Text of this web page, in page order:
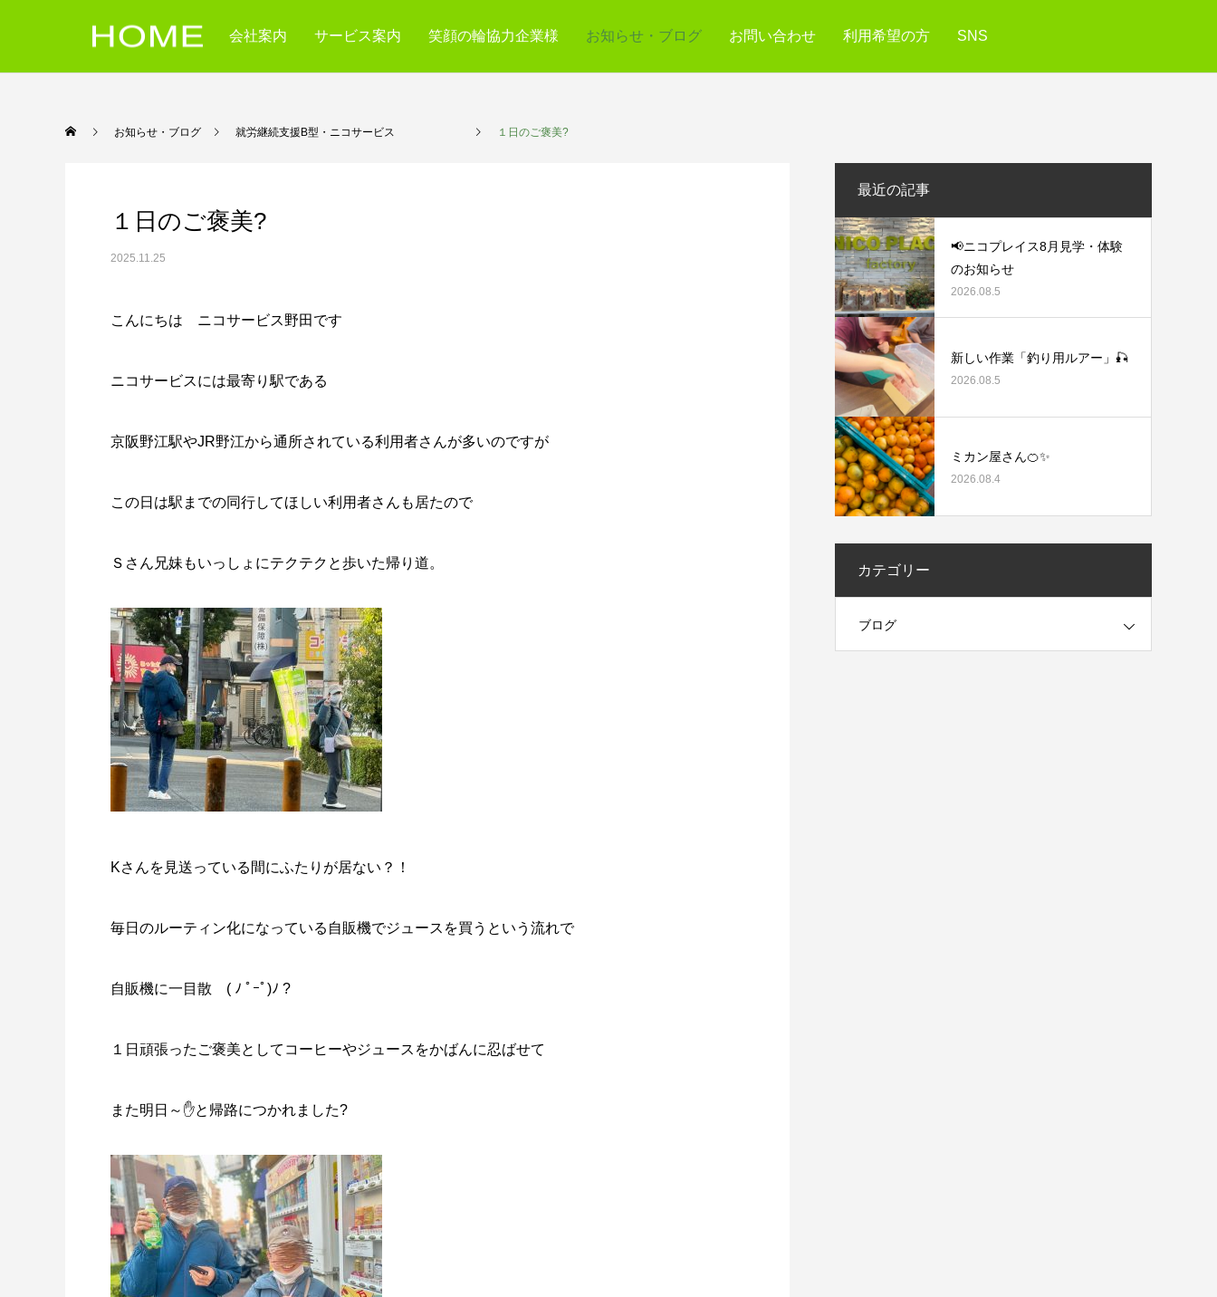
会社案内 サービス案内 笑顔の輪協力企業様 お知らせ・ブログ お問い合わせ 利用希望の方 SNS
お知らせ・ブログ 就労継続支援B型・ニコサービス １日のご褒美?
１日のご褒美?
2025.11.25
こんにちは ニコサービス野田です
ニコサービスには最寄り駅である
京阪野江駅やJR野江から通所されている利用者さんが多いのですが
この日は駅までの同行してほしい利用者さんも居たので
Ｓさん兄妹もいっしょにテクテクと歩いた帰り道。
Kさんを見送っている間にふたりが居ない？！
毎日のルーティン化になっている自販機でジュースを買うという流れで
自販機に一目散 ( ﾉ ﾟｰﾟ)ﾉ ?
１日頑張ったご褒美としてコーヒーやジュースをかばんに忍ばせて
また明日～✋と帰路につかれました?
最近の記事
📢ニコプレイス8月見学・体験
のお知らせ
2026.08.5
新しい作業「釣り用ルアー」🎣
2026.08.5
ミカン屋さん🍊✨
2026.08.4
カテゴリー
ブログ